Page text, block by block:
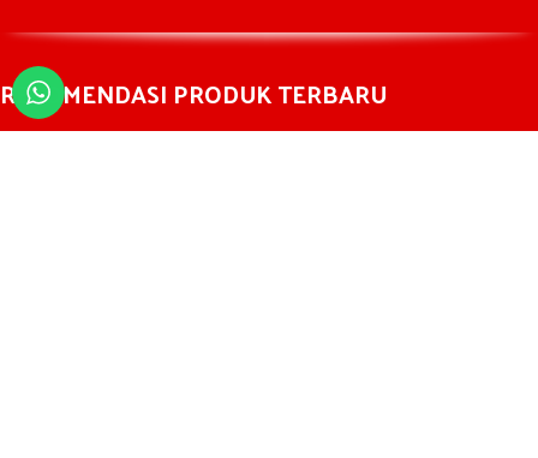
REKOMENDASI PRODUK TERBARU